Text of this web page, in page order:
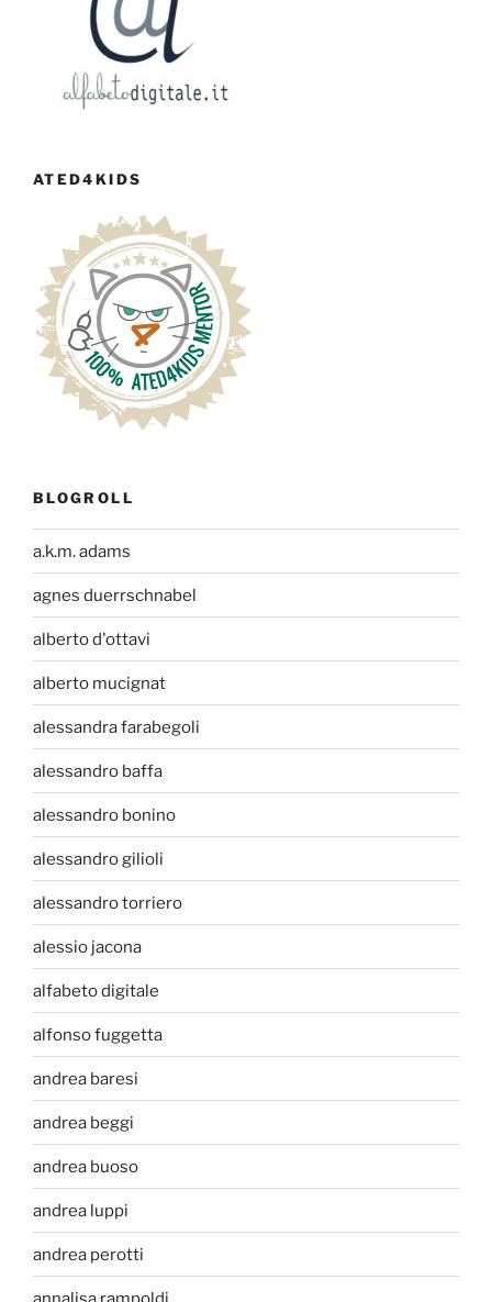
ATED4KIDS
BLOGROLL
a.k.m. adams
agnes duerrschnabel
alberto d'ottavi
alberto mucignat
alessandra farabegoli
alessandro baffa
alessandro bonino
alessandro gilioli
alessandro torriero
alessio jacona
alfabeto digitale
alfonso fuggetta
andrea baresi
andrea beggi
andrea buoso
andrea luppi
andrea perotti